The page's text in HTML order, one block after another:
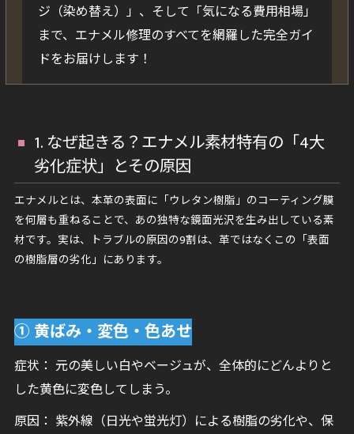
ジ（染め替え）」、そして「気になる費用相場」
まで、エナメル修理のすべてを網羅した完全ガイ
ドをお届けします！
1. なぜ起きる？エナメル素材特有の「4大
劣化症状」とその原因
エナメルとは、本革の表面に「ウレタン樹脂」のコーティング膜
を何層も重ねることで、あの独特な鏡面光沢を生み出している素
材です。実は、トラブルの原因の9割は、革ではなくこの「表面
の樹脂層の劣化」にあります。
① 黄ばみ・変色・色あせ
症状： 元の美しい白やベージュが、全体的にどんよりと
した黄色に変色してしまう。
原因： 紫外線（日光や蛍光灯）による樹脂の劣化や、保